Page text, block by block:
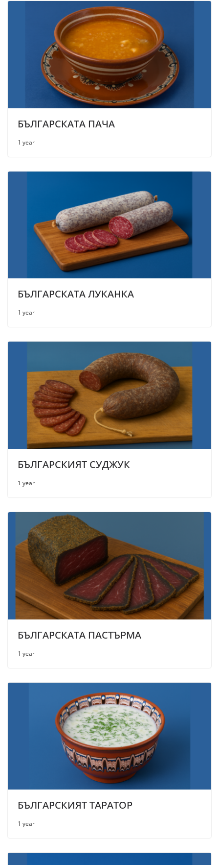
БЪЛГАРСКАТА ПАЧА
1 year
БЪЛГАРСКАТА ЛУКАНКА
1 year
БЪЛГАРСКИЯТ СУДЖУК
1 year
БЪЛГАРСКАТА ПАСТЪРМА
1 year
БЪЛГАРСКИЯТ ТАРАТОР
1 year